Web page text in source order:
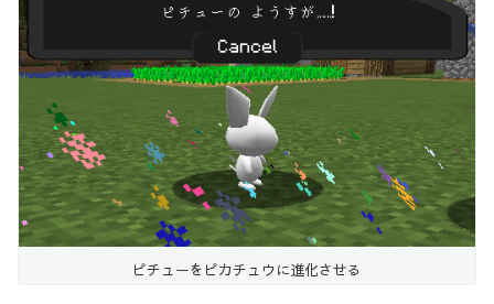
ピチューをピカチュウに進化させる